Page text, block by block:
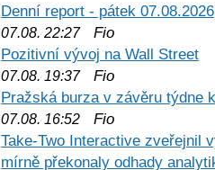
Denní report - pátek 07.08.2026
07.08. 22:27Fio
Pozitivní vývoj na Wall Street
07.08. 19:37Fio
Pražská burza v závěru týdne
07.08. 16:52 Fio
Take-Two Interactive zveřejnil
mírně překonaly odhady